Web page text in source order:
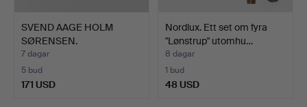
SVEND AAGE HOLM
SØRENSEN.
TILLSKRIVEN. Jus…
7 dagar
5 bud
171 USD
Nordlux. Ett set om fyra
"Lønstrup" utomhu…
8 dagar
1 bud
48 USD